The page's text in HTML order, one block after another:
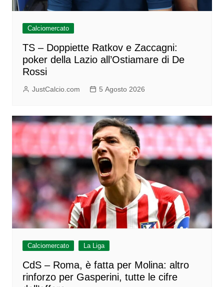
Calciomercato
TS – Doppiette Ratkov e Zaccagni:
poker della Lazio all’Ostiamare di De
Rossi
JustCalcio.com 5 Agosto 2026
Calciomercato La Liga
CdS – Roma, è fatta per Molina: altro
rinforzo per Gasperini, tutte le cifre